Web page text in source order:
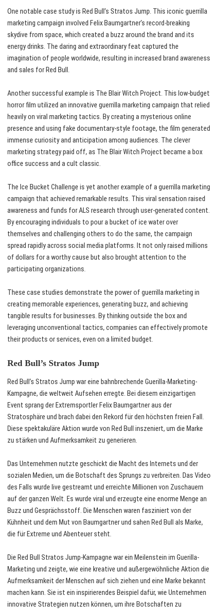
One notable case study is Red Bull’s Stratos Jump. This iconic guerrilla
marketing campaign involved Felix Baumgartner’s record-breaking
skydive from space, which created a buzz around the brand and its
energy drinks. The daring and extraordinary feat captured the
imagination of people worldwide, resulting in increased brand awareness
and sales for Red Bull.
Another successful example is The Blair Witch Project. This low-budget
horror film utilized an innovative guerrilla marketing campaign that relied
heavily on viral marketing tactics. By creating a mysterious online
presence and using fake documentary-style footage, the film generated
immense curiosity and anticipation among audiences. The clever
marketing strategy paid off, as The Blair Witch Project became a box
office success and a cult classic.
The Ice Bucket Challenge is yet another example of a guerrilla marketing
campaign that achieved remarkable results. This viral sensation raised
awareness and funds for ALS research through user-generated content.
By encouraging individuals to pour a bucket of ice water over
themselves and challenging others to do the same, the campaign
spread rapidly across social media platforms. It not only raised millions
of dollars for a worthy cause but also brought attention to the
participating organizations.
These case studies demonstrate the power of guerrilla marketing in
creating memorable experiences, generating buzz, and achieving
tangible results for businesses. By thinking outside the box and
leveraging unconventional tactics, companies can effectively promote
their products or services, even on a limited budget.
Red Bull’s Stratos Jump
Red Bull’s Stratos Jump war eine bahnbrechende Guerilla-Marketing-
Kampagne, die weltweit Aufsehen erregte. Bei diesem einzigartigen
Event sprang der Extremsportler Felix Baumgartner aus der
Stratosphäre und brach dabei den Rekord für den höchsten freien Fall.
Diese spektakuläre Aktion wurde von Red Bull inszeniert, um die Marke
zu stärken und Aufmerksamkeit zu generieren.
Das Unternehmen nutzte geschickt die Macht des Internets und der
sozialen Medien, um die Botschaft des Sprungs zu verbreiten. Das Video
des Falls wurde live gestreamt und erreichte Millionen von Zuschauern
auf der ganzen Welt. Es wurde viral und erzeugte eine enorme Menge an
Buzz und Gesprächsstoff. Die Menschen waren fasziniert von der
Kühnheit und dem Mut von Baumgartner und sahen Red Bull als Marke,
die für Extreme und Abenteuer steht.
Die Red Bull Stratos Jump-Kampagne war ein Meilenstein im Guerilla-
Marketing und zeigte, wie eine kreative und außergewöhnliche Aktion die
Aufmerksamkeit der Menschen auf sich ziehen und eine Marke bekannt
machen kann. Sie ist ein inspirierendes Beispiel dafür, wie Unternehmen
innovative Strategien nutzen können, um ihre Botschaften zu